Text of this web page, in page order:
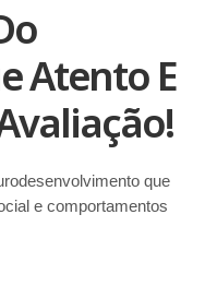
Atento E
que
e comportamentos